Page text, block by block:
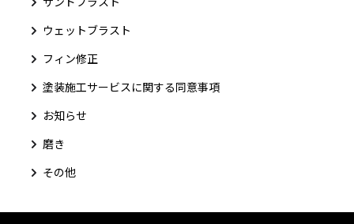
ウェットブラスト
フィン修正
塗装施工サービスに関する同意事項
お知らせ
磨き
その他